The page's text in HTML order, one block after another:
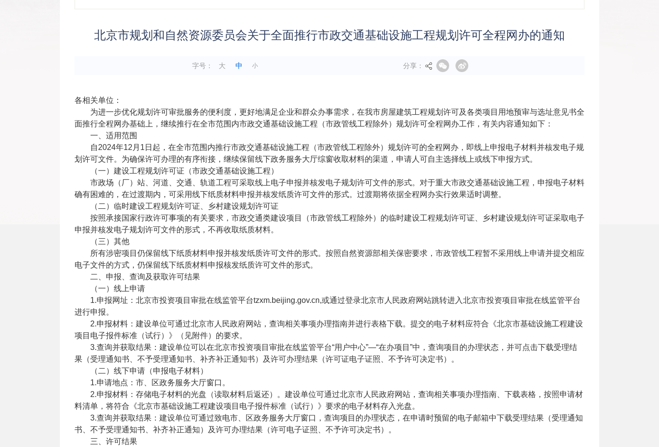
北京市规划和自然资源委员会关于全面推行市政交通基础设施工程规划许可全程网办的通知
字号： 大 中 小 分享：
各相关单位：
为进一步优化规划许可审批服务的便利度，更好地满足企业和群众办事需求，在我市房屋建筑工程规划许可及各类项目用地预审与选址意见书全
面推行全程网办基础上，继续推行在全市范围内市政交通基础设施工程（市政管线工程除外）规划许可全程网办工作，有关内容通知如下：
一、适用范围
自2024年12月1日起，在全市范围内推行市政交通基础设施工程（市政管线工程除外）规划许可的全程网办，即线上申报电子材料并核发电子规
划许可文件。为确保许可办理的有序衔接，继续保留线下政务服务大厅综窗收取材料的渠道，申请人可自主选择线上或线下申报方式。
（一）建设工程规划许可证（市政交通基础设施工程）
市政场（厂）站、河道、交通、轨道工程可采取线上电子申报并核发电子规划许可文件的形式。对于重大市政交通基础设施工程，申报电子材料
确有困难的，在过渡期内，可采用线下纸质材料申报并核发纸质许可文件的形式。过渡期将依据全程网办实行效果适时调整。
（二）临时建设工程规划许可证、乡村建设规划许可证
按照承接国家行政许可事项的有关要求，市政交通类建设项目（市政管线工程除外）的临时建设工程规划许可证、乡村建设规划许可证采取电子
申报并核发电子规划许可文件的形式，不再收取纸质材料。
（三）其他
所有涉密项目仍保留线下纸质材料申报并核发纸质许可文件的形式。按照自然资源部相关保密要求，市政管线工程暂不采用线上申请并提交相应
电子文件的方式，仍保留线下纸质材料申报核发纸质许可文件的形式。
二、申报、查询及获取许可结果
（一）线上申请
1.申报网址：北京市投资项目审批在线监管平台tzxm.beijing.gov.cn,或通过登录北京市人民政府网站跳转进入北京市投资项目审批在线监管平台
进行申报。
2.申报材料：建设单位可通过北京市人民政府网站，查询相关事项办理指南并进行表格下载。提交的电子材料应符合《北京市基础设施工程建设
项目电子报件标准（试行）》（见附件）的要求。
3.查询并获取结果：建设单位可以在北京市投资项目审批在线监管平台“用户中心”—“在办项目”中，查询项目的办理状态，并可点击下载受理结
果（受理通知书、不予受理通知书、补齐补正通知书）及许可办理结果（许可证电子证照、不予许可决定书）。
（二）线下申请（申报电子材料）
1.申请地点：市、区政务服务大厅窗口。
2.申报材料：存储电子材料的光盘（读取材料后返还）。建设单位可通过北京市人民政府网站，查询相关事项办理指南、下载表格，按照申请材
料清单，将符合《北京市基础设施工程建设项目电子报件标准（试行）》要求的电子材料存入光盘。
3.查询并获取结果：建设单位可通过致电市、区政务服务大厅窗口，查询项目的办理状态，在申请时预留的电子邮箱中下载受理结果（受理通知
书、不予受理通知书、补齐补正通知）及许可办理结果（许可电子证照、不予许可决定书）。
三、许可结果